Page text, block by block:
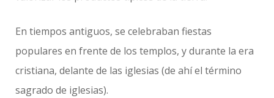
En tiempos antiguos, se celebraban fiestas
populares en frente de los templos, y durante la era
cristiana, delante de las iglesias (de ahí el término
sagrado de iglesias).